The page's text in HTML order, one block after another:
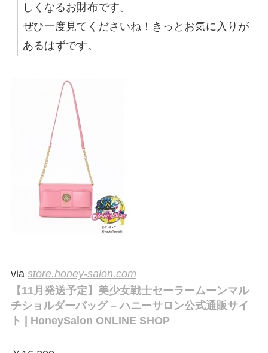
しくなるお財布です。
ぜひ一度見てくださいね！きっとお気に入りが
あるはずです。
via store.honey-salon.com
【11月発送予定】美少女戦士セーラームーンマル
チショルダーバッグ – ハニーサロン公式通販サイ
ト | HoneySalon ONLINE SHOP